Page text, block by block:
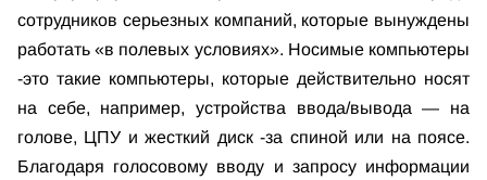
сотрудников серьезных компаний, которые вынуждены
работать «в полевых условиях». Носимые компьютеры
-это такие компьютеры, которые действительно носят
на себе, например, устройства ввода/вывода — на
голове, ЦПУ и жесткий диск -за спиной или на поясе.
Благодаря голосовому вводу и запросу информации